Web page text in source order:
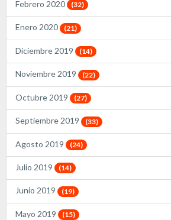
Febrero 2020 (32)
Enero 2020 (21)
Diciembre 2019 (14)
Noviembre 2019 (22)
Octubre 2019 (27)
Septiembre 2019 (33)
Agosto 2019 (24)
Julio 2019 (14)
Junio 2019 (19)
Mayo 2019 (15)